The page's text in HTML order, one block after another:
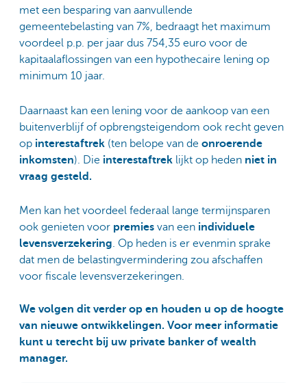
met een besparing van aanvullende
gemeentebelasting van 7%, bedraagt het maximum
voordeel p.p. per jaar dus 754,35 euro voor de
kapitaalaflossingen van een hypothecaire lening op
minimum 10 jaar.
Daarnaast kan een lening voor de aankoop van een
buitenverblijf of opbrengsteigendom ook recht geven
op interestaftrek (ten belope van de onroerende
inkomsten). Die interestaftrek lijkt op heden niet in
vraag gesteld.
Men kan het voordeel federaal lange termijnsparen
ook genieten voor premies van een individuele
levensverzekering. Op heden is er evenmin sprake
dat men de belastingvermindering zou afschaffen
voor fiscale levensverzekeringen.
We volgen dit verder op en houden u op de hoogte
van nieuwe ontwikkelingen. Voor meer informatie
kunt u terecht bij uw private banker of wealth
manager.